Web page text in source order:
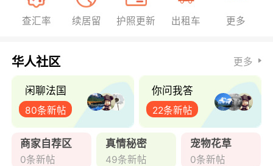
查汇率 续居留 护照更新 出租车 更多
华人社区 更多
闲聊法国
80条新帖
你问我答
22条新帖
商家自荐区
0条新帖
真情秘密
49条新帖
宠物花草
0条新帖